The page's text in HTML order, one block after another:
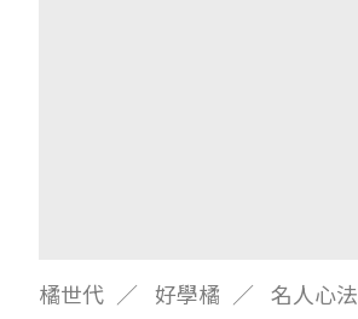
橘世代 好學橘 名人心法